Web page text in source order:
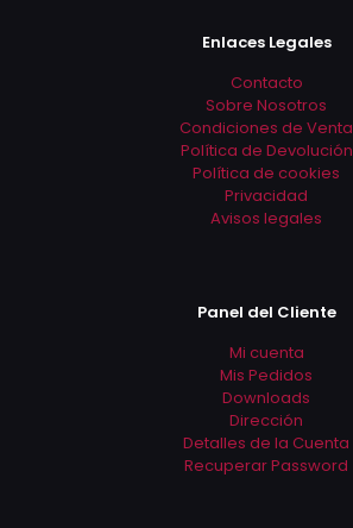
pueden
página
Enlaces Legales
Contacto
Sobre Nosotros
Condiciones de Venta
Política de Devolución
Política de cookies
Privacidad
Avisos legales
Panel del Cliente
Mi cuenta
Mis Pedidos
Downloads
Dirección
Detalles de la Cuenta
Recuperar Password